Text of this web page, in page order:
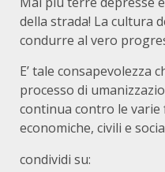
della strada! La cultura
condurre al vero
E’ tale consapevolezza
processo di
continua contro le
economiche, civili e
condividi su: